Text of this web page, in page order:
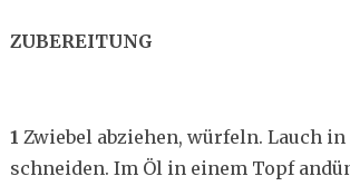
ZUBEREITUNG
1 Zwiebel abziehen, würfeln. Lauch in
schneiden. Im Öl in einem Topf